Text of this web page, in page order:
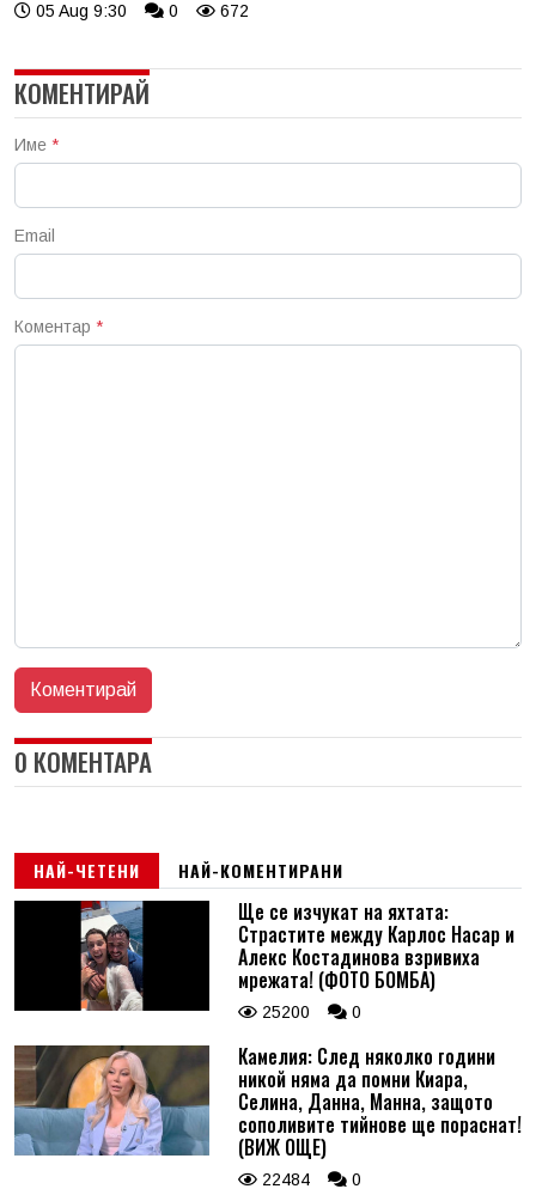
05 Aug 9:30 0 672
КОМЕНТИРАЙ
Име *
Email
Коментар *
0 КОМЕНТАРА
НАЙ-ЧЕТЕНИ НАЙ-КОМЕНТИРАНИ
Ще се изчукат на яхтата:
Страстите между Карлос Насар и
Алекс Костадинова взривиха
мрежата! (ФОТО БОМБА)
25200 0
Камелия: След няколко години
никой няма да помни Киара,
Селина, Данна, Манна, защото
сополивите тийнове ще пораснат!
(ВИЖ ОЩЕ)
22484 0